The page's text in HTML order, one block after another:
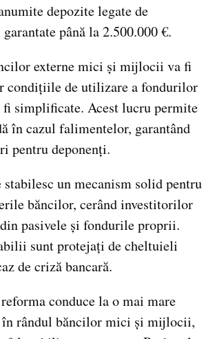
depozite legate de
până la 2.500.000 €.
externe mici și mijlocii va fi
condițiile de utilizare a fondurilor
fi simplificate. Acest lucru permite
în cazul falimentelor, garantând
pentru deponenți.
un mecanism solid pentru
băncilor, cerând investitorilor
pasivele și fondurile proprii.
sunt protejați de cheltuieli
de criză bancară.
conduce la o mai mare
în rândul băncilor mici și mijlocii,